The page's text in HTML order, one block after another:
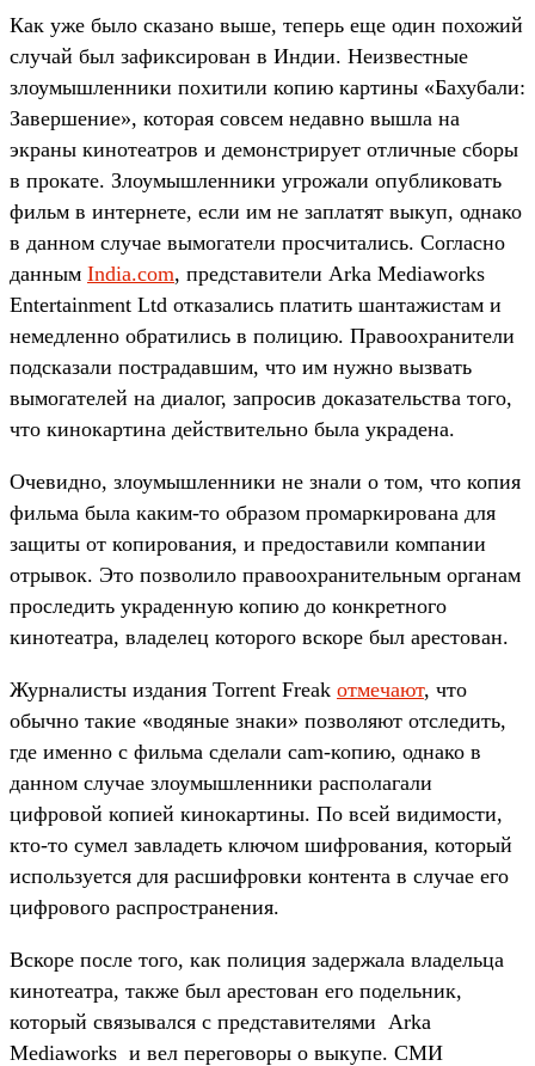
Как уже было сказано выше, теперь еще один похожий
случай был зафиксирован в Индии. Неизвестные
злоумышленники похитили копию картины «Бахубали:
Завершение», которая совсем недавно вышла на
экраны кинотеатров и демонстрирует отличные сборы
в прокате. Злоумышленники угрожали опубликовать
фильм в интернете, если им не заплатят выкуп, однако
в данном случае вымогатели просчитались. Согласно
данным India.com, представители Arka Mediaworks
Entertainment Ltd отказались платить шантажистам и
немедленно обратились в полицию. Правоохранители
подсказали пострадавшим, что им нужно вызвать
вымогателей на диалог, запросив доказательства того,
что кинокартина действительно была украдена.
Очевидно, злоумышленники не знали о том, что копия
фильма была каким-то образом промаркирована для
защиты от копирования, и предоставили компании
отрывок. Это позволило правоохранительным органам
проследить украденную копию до конкретного
кинотеатра, владелец которого вскоре был арестован.
Журналисты издания Torrent Freak отмечают, что
обычно такие «водяные знаки» позволяют отследить,
где именно с фильма сделали cam-копию, однако в
данном случае злоумышленники располагали
цифровой копией кинокартины. По всей видимости,
кто-то сумел завладеть ключом шифрования, который
используется для расшифровки контента в случае его
цифрового распространения.
Вскоре после того, как полиция задержала владельца
кинотеатра, также был арестован его подельник,
который связывался с представителями Arka
Mediaworks и вел переговоры о выкупе. СМИ